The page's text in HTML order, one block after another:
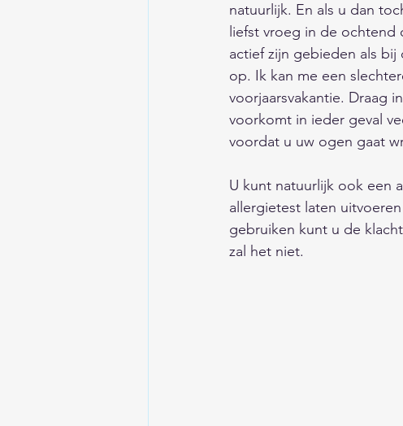
natuurlijk. En als u dan
liefst vroeg in de
actief zijn gebieden als
op. Ik kan me een
voorjaarsvakantie. Draag
voorkomt in ieder geval
voordat u uw ogen gaat
U kunt natuurlijk ook een
allergietest laten
gebruiken kunt u de
zal het niet.